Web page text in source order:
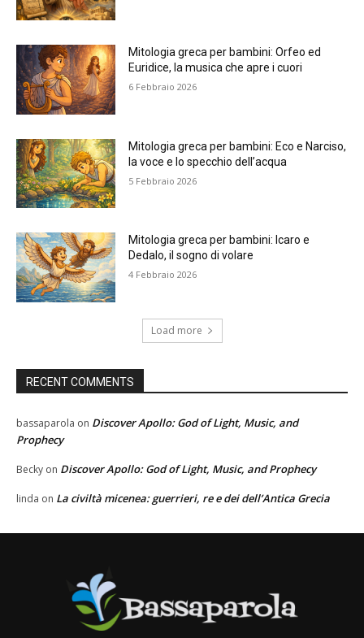
Mitologia greca per bambini: Orfeo ed
Euridice, la musica che apre i cuori
6 Febbraio 2026
Mitologia greca per bambini: Eco e Narciso,
la voce e lo specchio dell’acqua
5 Febbraio 2026
Mitologia greca per bambini: Icaro e
Dedalo, il sogno di volare
4 Febbraio 2026
Load more
RECENT COMMENTS
bassaparola on Discover Apollo: God of Light, Music, and
Prophecy
Becky on Discover Apollo: God of Light, Music, and Prophecy
linda on La civiltà micenea: guerrieri, re e dei dell’Antica Grecia